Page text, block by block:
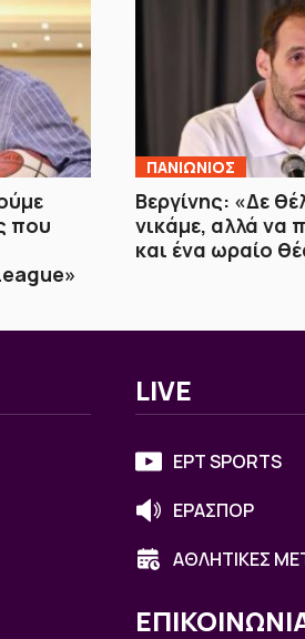
που
ΠΑΝΙΩΝΙΟΣ
Βεργίνης: «Δε
νικάμε, αλλά να
και ένα ωραίο
LIVE
ΕΡΤ SPORTS
ΕΡΑΣΠΟΡ
ΑΘΛΗΤΙΚΕΣ